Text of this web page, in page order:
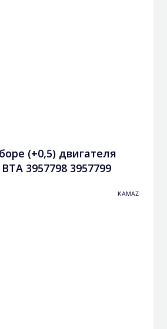
(+0,5) двигателя
3957798 3957799
KAMAZ